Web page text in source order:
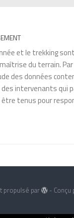
et le trekking
du terrain.
des données
des intervenants qui
tenus pour
propulsé par - Conçu